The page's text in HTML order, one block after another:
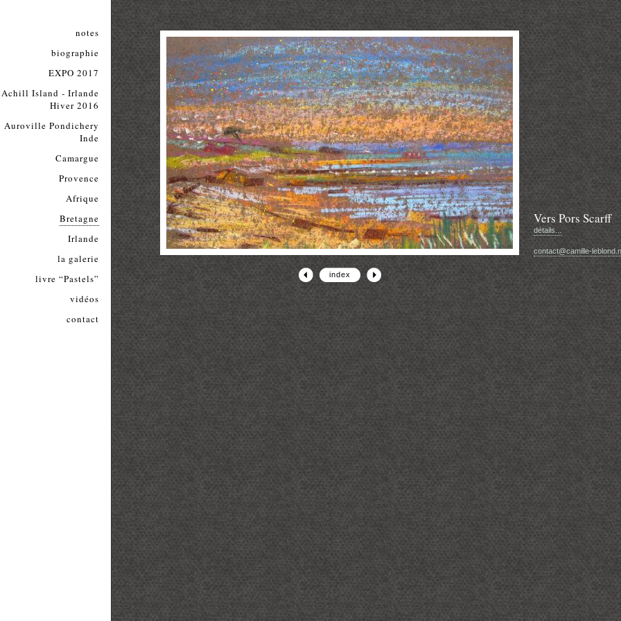
notes
biographie
EXPO 2017
Achill Island - Irlande
Hiver 2016
Auroville Pondichery
Inde
Camargue
Provence
Afrique
Bretagne
Irlande
la galerie
livre “Pastels”
vidéos
contact
Vers Pors Scarff
détails...
contact@camille-
index